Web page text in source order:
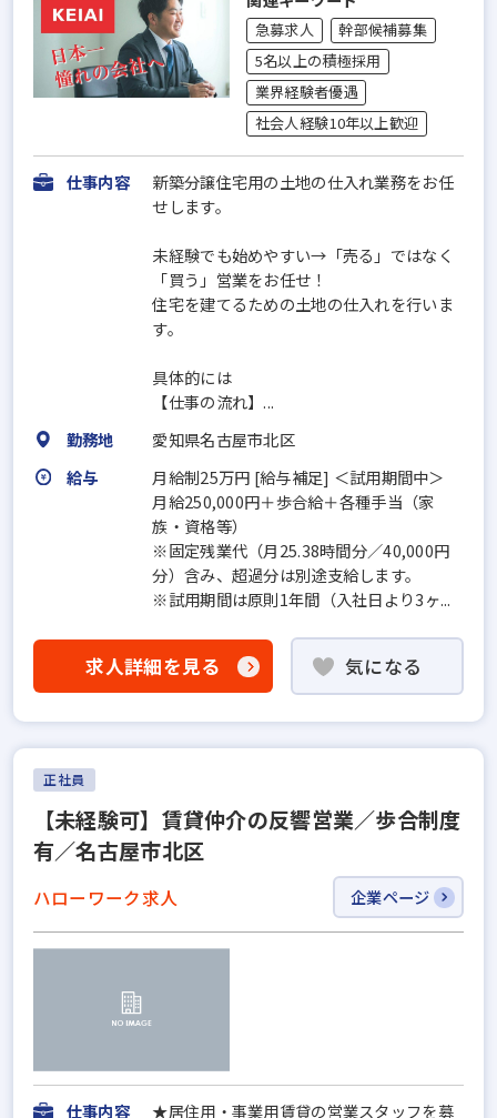
急募求人
幹部候補募集
5名以上の積極採用
業界経験者優遇
社会人経験10年以上歓迎
仕事内容
新築分譲住宅用の土地の仕入れ業務をお任
せします。
未経験でも始めやすい→「売る」ではなく
「買う」営業をお任せ！
住宅を建てるための土地の仕入れを行いま
す。
具体的には
【仕事の流れ】...
勤務地
愛知県名古屋市北区
給与
月給制25万円 [給与補足] ＜試用期間中＞
月給250,000円＋歩合給＋各種手当（家
族・資格等）
※固定残業代（月25.38時間分／40,000円
分）含み、超過分は別途支給します。
※試用期間は原則1年間（入社日より3ヶ...
求人詳細を見る 気になる
正社員
【未経験可】賃貸仲介の反響営業／歩合制度
有／名古屋市北区
ハローワーク求人 企業ページ
仕事内容 ★居住用・事業用賃貸の営業スタッフを募